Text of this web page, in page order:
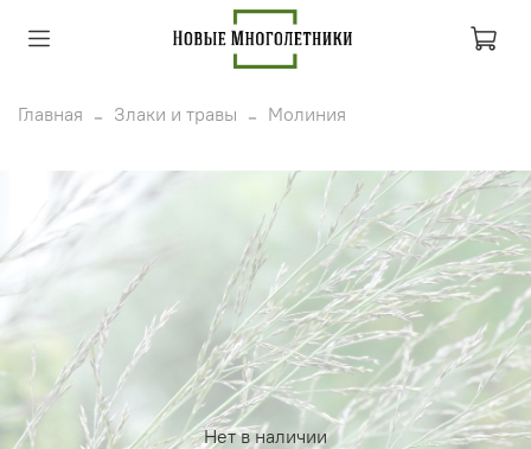
Главная Злаки и травы Молиния
Нет в наличии